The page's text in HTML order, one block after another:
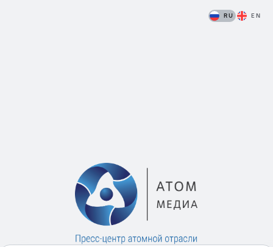
RU EN